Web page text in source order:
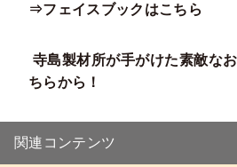
⇒フェイスブックはこちら
寺島製材所が手がけた素敵な
ちらから！
関連コンテンツ